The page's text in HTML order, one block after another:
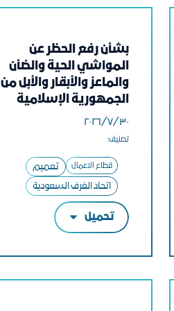
بشأن رفع الحظر عن
المواشي الحية والضأن
والماعز والأبقار والأبل من
الجمهورية الإسلامية
الموريتانية
٣٠‏/٧‏/٢٠٢٦
تصنيف:
قطاع الاعمال
تعميم
اتحاد الغرف السعودية
تحميل